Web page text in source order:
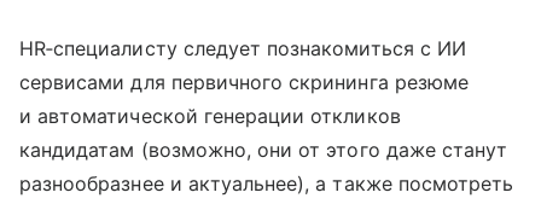
HR‑специалисту следует познакомиться с ИИ
сервисами для первичного скрининга резюме
и автоматической генерации откликов
кандидатам (возможно, они от этого даже станут
разнообразнее и актуальнее), а также посмотреть